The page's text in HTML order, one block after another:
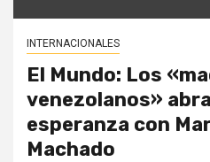
INTERNACIONALES
El Mundo: Los
venezolanos»
esperanza con
Machado